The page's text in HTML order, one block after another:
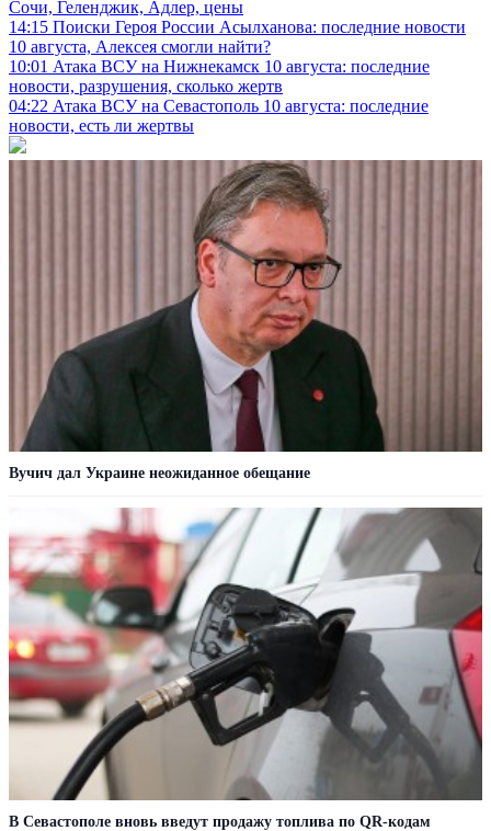
Сочи, Геленджик, Адлер, цены
14:15 Поиски Героя России Асылханова: последние новости
10 августа, Алексея смогли найти?
10:01 Атака ВСУ на Нижнекамск 10 августа: последние
новости, разрушения, сколько жертв
04:22 Атака ВСУ на Севастополь 10 августа: последние
новости, есть ли жертвы
Вучич дал Украине неожиданное обещание
В Севастополе вновь введут продажу топлива по QR-кодам